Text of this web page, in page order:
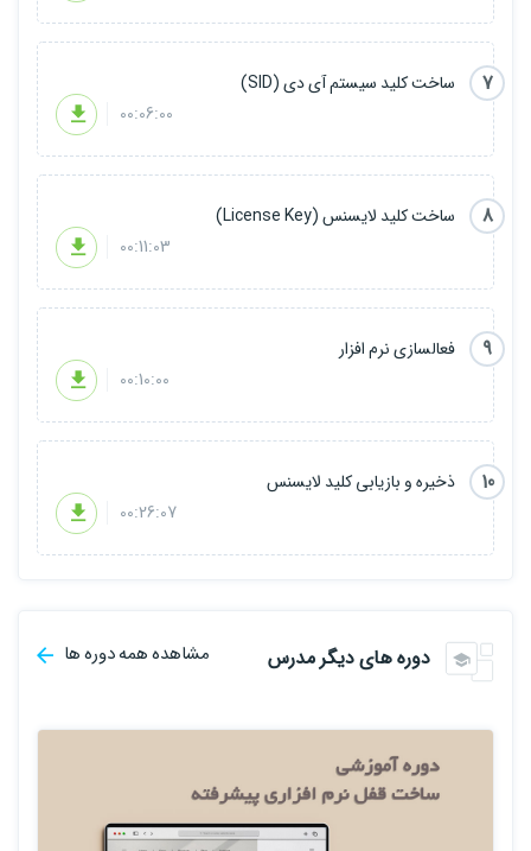
7
ساخت کلید سیستم آی دی (SID)
00:06:00
8
ساخت کلید لایسنس (License Key)
00:11:03
9
فعالسازی نرم افزار
00:10:00
10
ذخیره و بازیابی کلید لایسنس
00:26:07
دوره های دیگر مدرس مشاهده همه دوره ها